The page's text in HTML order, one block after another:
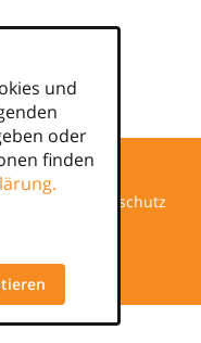
Datenschutz
und
oder
finden